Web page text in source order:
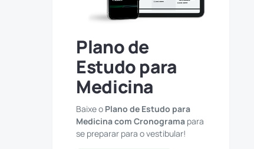
Plano de
Estudo para
Medicina
Baixe o Plano de Estudo para
Medicina com Cronograma
se preparar para o vestibular!